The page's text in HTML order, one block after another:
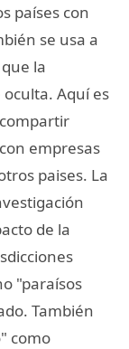
países con
se usa a
la
Aquí es
empresas
paises. La
de la
"paraísos
También
como